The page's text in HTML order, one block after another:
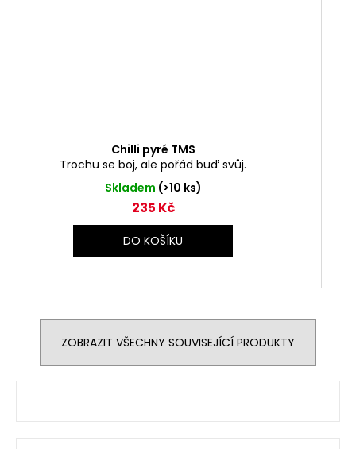
Chilli pyré TMS
Trochu se boj, ale pořád buď svůj.
Skladem (>10 ks)
235 Kč
DO KOŠÍKU
ZOBRAZIT VŠECHNY SOUVISEJÍCÍ PRODUKTY